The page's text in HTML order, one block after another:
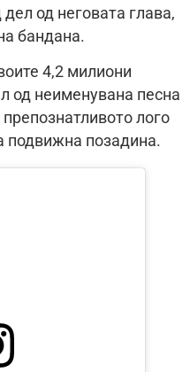
дел од неговата глава,
бандана.
4,2 милиони
од неименувана песна
лого
подвижна позадина.